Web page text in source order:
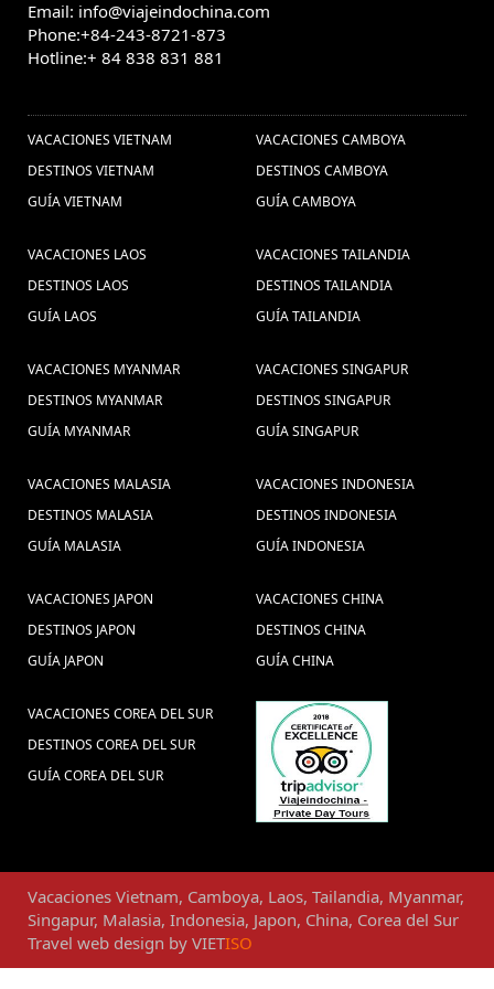
Vietnam Tours (1) ,Comida de Bangkok (2) ,
Vietnamita (3) ,Phong Nha Ke
Viagem em família ao
viagem do Vietnã (1) ,Tour por
família na Tailândia (1) ,
vietnam turismo (2) , consejos de viaje a
Ho Chi Minh (1) ,
Viagem para Laos (1) ,visitar
no Vietname (1) ,
vacaciones birmania
Pacotes de viagens Camboja (1) ,
tet de vietnam (1) ,Vacaciones
en Myanmar (5) ,
visitar
Mianmar (1) ,
vacaciones en
Japón (1) ,
Tailandia Alimentos (1) , guia de laos (3) ,
Delta do Mekong (1) ,
Bahia de Halong (5) ,
Trajes tradicionais Indochina (1) ,
Vacaciones Luang Prabang (2) ,
Viagens para Myanmar (1) ,
Turismo en Tailandia (11) ,
Viajes en familia a Camboya (3) ,
Hanói 2020 (1) ,Vietna Transportes (1) ,
Viajes en familia a Tailandia (5) ,viajes
cambodia (1) ,viajes myanmar (9) ,
Email: info@viajeindochina.com
Phone:+84-243-8721-873
Hotline:+ 84 838 831 881
VACACIONES VIETNAM
DESTINOS VIETNAM
GUÍA VIETNAM
VACACIONES CAMBOYA
DESTINOS CAMBOYA
GUÍA CAMBOYA
VACACIONES LAOS
DESTINOS LAOS
GUÍA LAOS
VACACIONES TAILANDIA
DESTINOS TAILANDIA
GUÍA TAILANDIA
VACACIONES MYANMAR
DESTINOS MYANMAR
GUÍA MYANMAR
VACACIONES SINGAPUR
DESTINOS SINGAPUR
GUÍA SINGAPUR
VACACIONES MALASIA
DESTINOS MALASIA
GUÍA MALASIA
VACACIONES INDONESIA
DESTINOS INDONESIA
GUÍA INDONESIA
VACACIONES JAPON
DESTINOS JAPON
GUÍA JAPON
VACACIONES CHINA
DESTINOS CHINA
GUÍA CHINA
VACACIONES COREA DEL SUR
DESTINOS COREA DEL SUR
GUÍA COREA DEL SUR
Vacaciones Vietnam, Camboya, Laos, Tailandia, Myanmar,
Singapur, Malasia, Indonesia, Japon, China, Corea del Sur
Travel web design by VIETISO